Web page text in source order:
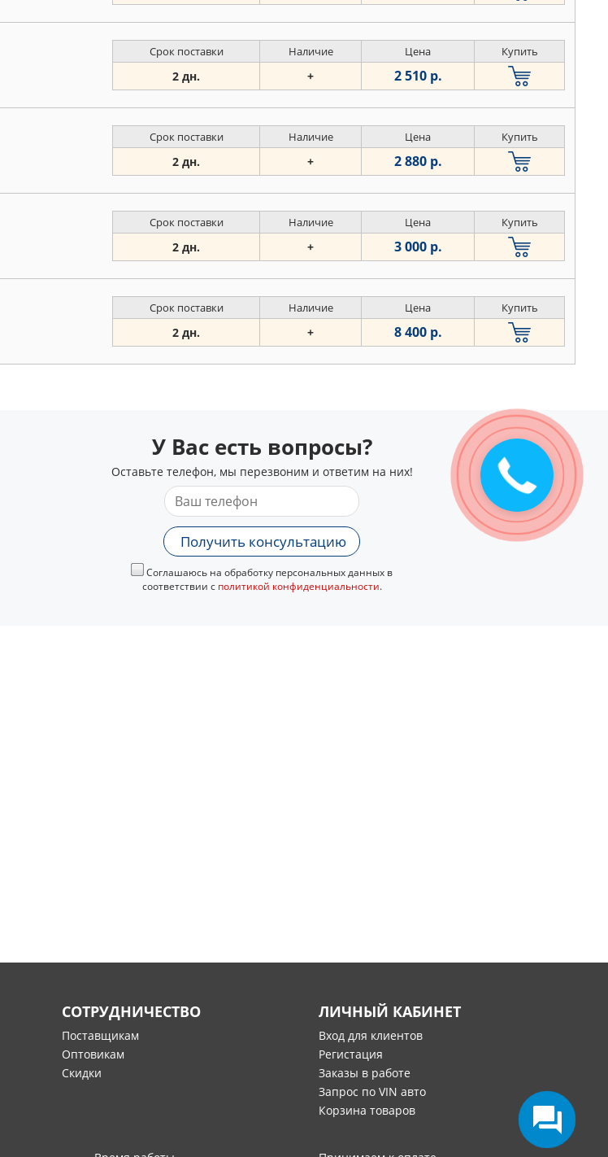
Срок поставки Наличие Цена Купить
2 дн. + 2 510 р.
Срок поставки Наличие Цена Купить
2 дн. + 2 880 р.
Срок поставки Наличие Цена Купить
2 дн. + 3 000 р.
Срок поставки Наличие Цена Купить
2 дн. + 8 400 р.
У Вас есть вопросы?
Оставьте телефон, мы перезвоним и ответим на них!
Получить консультацию
Соглашаюсь на обработку персональных данных в
соответствии с политикой конфиденциальности.
СОТРУДНИЧЕСТВО
Поставщикам
Оптовикам
Скидки
ЛИЧНЫЙ КАБИНЕТ
Вход для клиентов
Регистация
Заказы в работе
Запрос по VIN авто
Корзина товаров